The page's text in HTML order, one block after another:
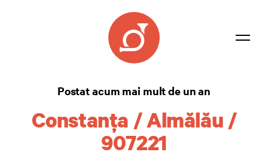
Contact
Postat acum mai mult de un an
Constanţa / Almălău /
907221